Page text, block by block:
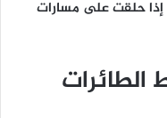
إذا حلقت على مسارات
الطائرات